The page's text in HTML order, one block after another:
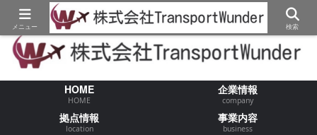
【物流/運送/配送】でお困りの事が御座いましたらお気軽にご相談ください
HOME
HOME
企業情報
company
拠点情報
location
事業内容
business
メニュー 検索